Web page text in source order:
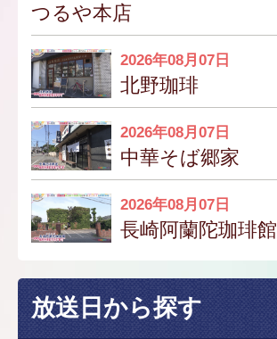
つるや本店
2026年08月07日
北野珈琲
2026年08月07日
中華そば郷家
2026年08月07日
長崎阿蘭陀珈琲館
放送日から探す